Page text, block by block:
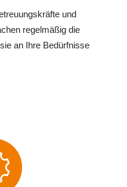
und
regelmäßig die
an Ihre Bedürfnisse